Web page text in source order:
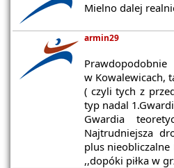
Mielno dalej
armin29
w Kowalewicach,
( czyli tych z
typ nadal
Gwardia
Najtrudniejsza
plus nieobliczalne
,,dopóki piłka w